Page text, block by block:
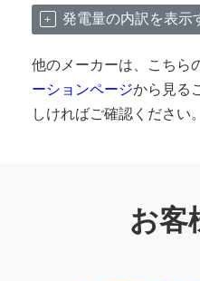
発電量の内訳を表示
他のメーカーは、こちら
ーションページから見る
しければご確認ください。
お客